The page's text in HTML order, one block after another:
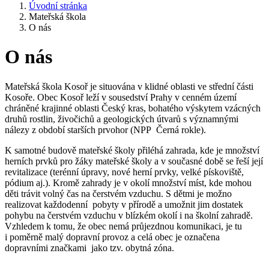
Úvodní stránka
Mateřská škola
O nás
O nás
Mateřská škola Kosoř je situována v klidné oblasti ve střední části
Kosoře. Obec Kosoř leží v sousedství Prahy v cenném území
chráněné krajinné oblasti Český kras, bohatého výskytem vzácných
druhů rostlin, živočichů a geologických útvarů s významnými
nálezy z období starších prvohor (NPP Černá rokle).
K samotné budově mateřské školy přiléhá zahrada, kde je množství
herních prvků pro žáky mateřské školy a v současné době se řeší její
revitalizace (terénní úpravy, nové herní prvky, velké pískoviště,
pódium aj.). Kromě zahrady je v okolí množství míst, kde mohou
děti trávit volný čas na čerstvém vzduchu. S dětmi je možno
realizovat každodenní pobyty v přírodě a umožnit jim dostatek
pohybu na čerstvém vzduchu v blízkém okolí i na školní zahradě.
Vzhledem k tomu, že obec nemá průjezdnou komunikaci, je tu
i poměrně malý dopravní provoz a celá obec je označena
dopravními značkami jako tzv. obytná zóna.